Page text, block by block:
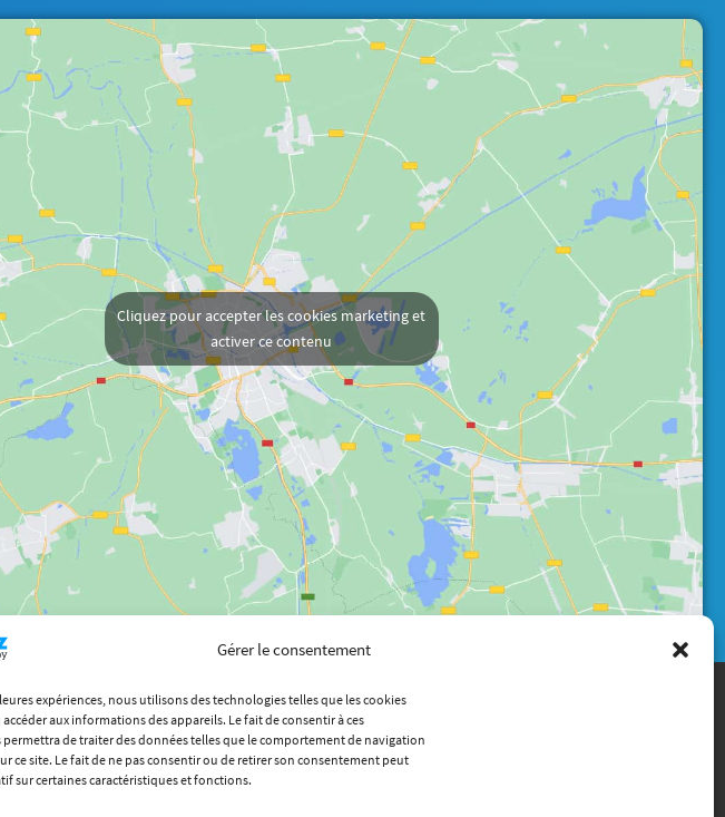
Gérer le consentement
expériences, nous utilisons des technologies telles que les cookies
aux informations des appareils. Le fait de consentir à ces
de traiter des données telles que le comportement de navigation
ce site. Le fait de ne pas consentir ou de retirer son consentement peut
sur certaines caractéristiques et fonctions.
Cliquez pour accepter les cookies marketing et
activer ce contenu
Carrières
ITECC
Contact
(+33) 4 72 18 04 80